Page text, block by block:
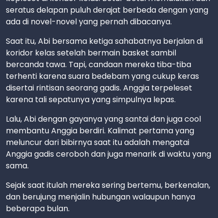
seratus delapan puluh derajat berbeda dengan yang
ada di novel-novel yang pernah dibacanya.
Saat itu, Abi bersama ketiga sahabatnya berjalan di
koridor kelas setelah bermain basket sambil
bercanda tawa. Tapi, candaan mereka tiba-tiba
terhenti karena suara bedebam yang cukup keras
disertai rintisan seorang gadis. Anggia terpeleset
karena tali sepatunya yang simpulnya lepas.
Lalu, Abi dengan gayanya yang santai dan juga cool
membantu Anggia berdiri. Kalimat pertama yang
meluncur dari bibirnya saat itu adalah mengatai
Anggia gadis ceroboh dan juga menarik di waktu yang
sama.
Sejak saat itulah mereka sering bertemu, berkenalan,
dan berujung menjalin hubungan walaupun hanya
beberapa bulan.